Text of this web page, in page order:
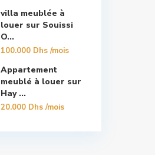
villa meublée à
louer sur Souissi
O...
100.000 Dhs/mois
Appartement
meublé à louer sur
Hay ...
20.000 Dhs/mois